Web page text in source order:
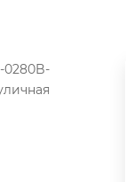
0280B-